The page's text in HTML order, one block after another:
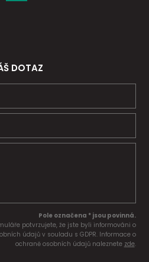
DOTAZ
Pole označena * jsou povinná.
potvrzujete, že jste byli informováni o
údajů v souladu s GDPR. Informace o
ochraně osobních údajů naleznete zde.